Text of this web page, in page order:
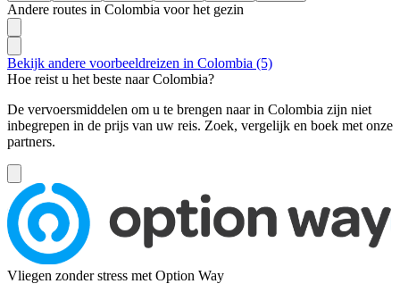
Andere routes in Colombia voor het gezin
Bekijk andere voorbeeldreizen in Colombia (5)
Hoe reist u het beste naar Colombia?
De vervoersmiddelen om u te brengen naar in Colombia zijn niet
inbegrepen in de prijs van uw reis. Zoek, vergelijk en boek met onze
partners.
Vliegen zonder stress met Option Way